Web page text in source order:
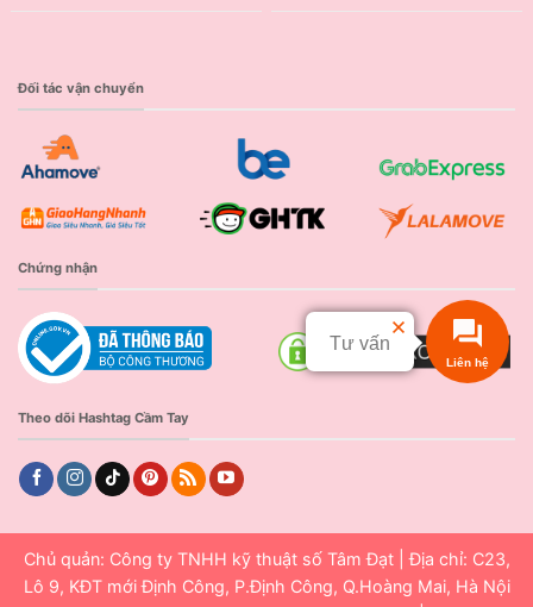
Đối tác vận chuyển
Chứng nhận
Theo dõi Hashtag Cầm Tay
Chủ quản: Công ty TNHH kỹ thuật số Tâm Đạt | Địa chỉ: C23,
Lô 9, KĐT mới Định Công, P.Định Công, Q.Hoàng Mai, Hà Nội
Liên hệ
Tư vấn